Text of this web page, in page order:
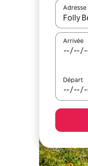
Adresse
Arrivée
Départ